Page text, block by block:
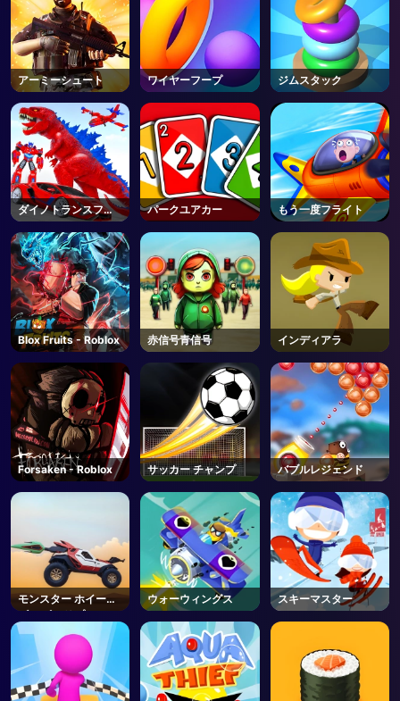
アーミーシュート ワイヤーフープ ジムスタック
ダイノトランスフォ
ームレース
パークユアカー もう一度フライト
Blox Fruits - Roblox 赤信号青信号 インディアラ
Forsaken - Roblox サッカー チャンプ バブルレジェンド
モンスター ホイール
ズ アポカリプス
ウォーウィングス スキーマスター